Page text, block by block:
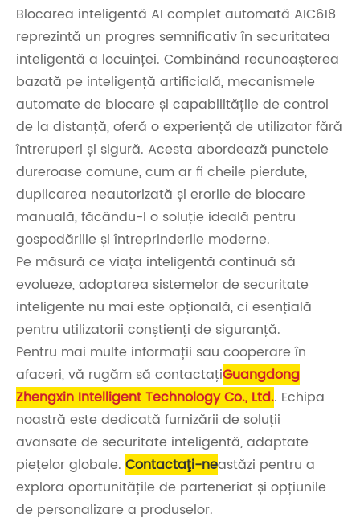
Blocarea inteligentă AI complet automată AIC618
reprezintă un progres semnificativ în securitatea
inteligentă a locuinței. Combinând recunoașterea
bazată pe inteligență artificială, mecanismele
automate de blocare și capabilitățile de control
de la distanță, oferă o experiență de utilizator fără
întreruperi și sigură. Acesta abordează punctele
dureroase comune, cum ar fi cheile pierdute,
duplicarea neautorizată și erorile de blocare
manuală, făcându-l o soluție ideală pentru
gospodăriile și întreprinderile moderne.
Pe măsură ce viața inteligentă continuă să
evolueze, adoptarea sistemelor de securitate
inteligente nu mai este opțională, ci esențială
pentru utilizatorii conștienți de siguranță.
Pentru mai multe informații sau cooperare în
afaceri, vă rugăm să contactațiGuangdong
Zhengxin Intelligent Technology Co., Ltd.. Echipa
noastră este dedicată furnizării de soluții
avansate de securitate inteligentă, adaptate
piețelor globale. Contactaţi-neastăzi pentru a
explora oportunitățile de parteneriat și opțiunile
de personalizare a produselor.